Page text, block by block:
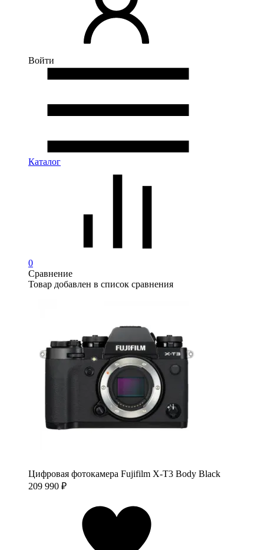
Войти
Каталог
0
Сравнение
Товар добавлен в список сравнения
Цифровая фотокамера Fujifilm X-T3 Body Black
209 990 ₽